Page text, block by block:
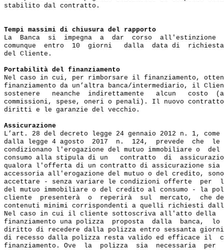
stabilito dal contratto.
Tempi massimi di chiusura del rapporto
La  Banca  si  impegna  a  dar  corso  all'estinzione
comunque  entro  10  giorni   dalla  data di
del Cliente.
Portabilità del finanziamento
Nel caso in cui, per rimborsare il finanziamento,
finanziamento da un’altra banca/intermediario, il
sostenere   neanche  indirettamente   alcun   costo
commissioni, spese, oneri o penali). Il nuovo
diritti e le garanzie del vecchio.
Assicurazione
L’art. 28 del decreto legge 24 gennaio 2012 n. 1,
dalla legge 4 agosto  2017  n.  124,  prevede  che  le
condizionano l'erogazione del mutuo immobiliare o
consumo alla stipula di un   contratto  di
qualora l'offerta di un contratto di assicurazione sia
accessoria all'erogazione del mutuo o del credito,
accettare - senza variare le condizioni offerte  per
del mutuo immobiliare o del credito al consumo - la
cliente  presenterà  o  reperirà  sul  mercato,  che
contenuti minimi corrispondenti a quelli richiesti
Nel caso in cui il cliente sottoscriva all'atto della
finanziamento una polizza  proposta  dalla  banca,
diritto di recedere dalla polizza entro sessanta
di recesso dalla polizza resta valido ed efficace il
finanziamento. Ove  la  polizza  sia  necessaria